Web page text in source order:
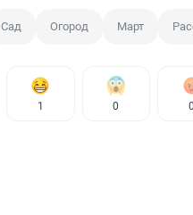
Сад Огород Март
1 0 0